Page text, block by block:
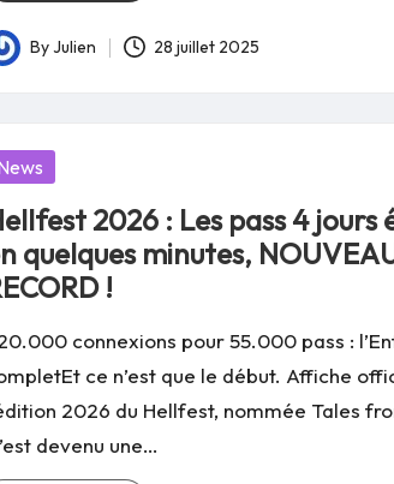
ByJulien 28 juillet 2025
2026 : Les pass 4 jours
quelques minutes,
!
connexions pour 55.000 pass :
ce n’est que le début. Affiche
2026 du Hellfest, nommée Tales
devenu une…